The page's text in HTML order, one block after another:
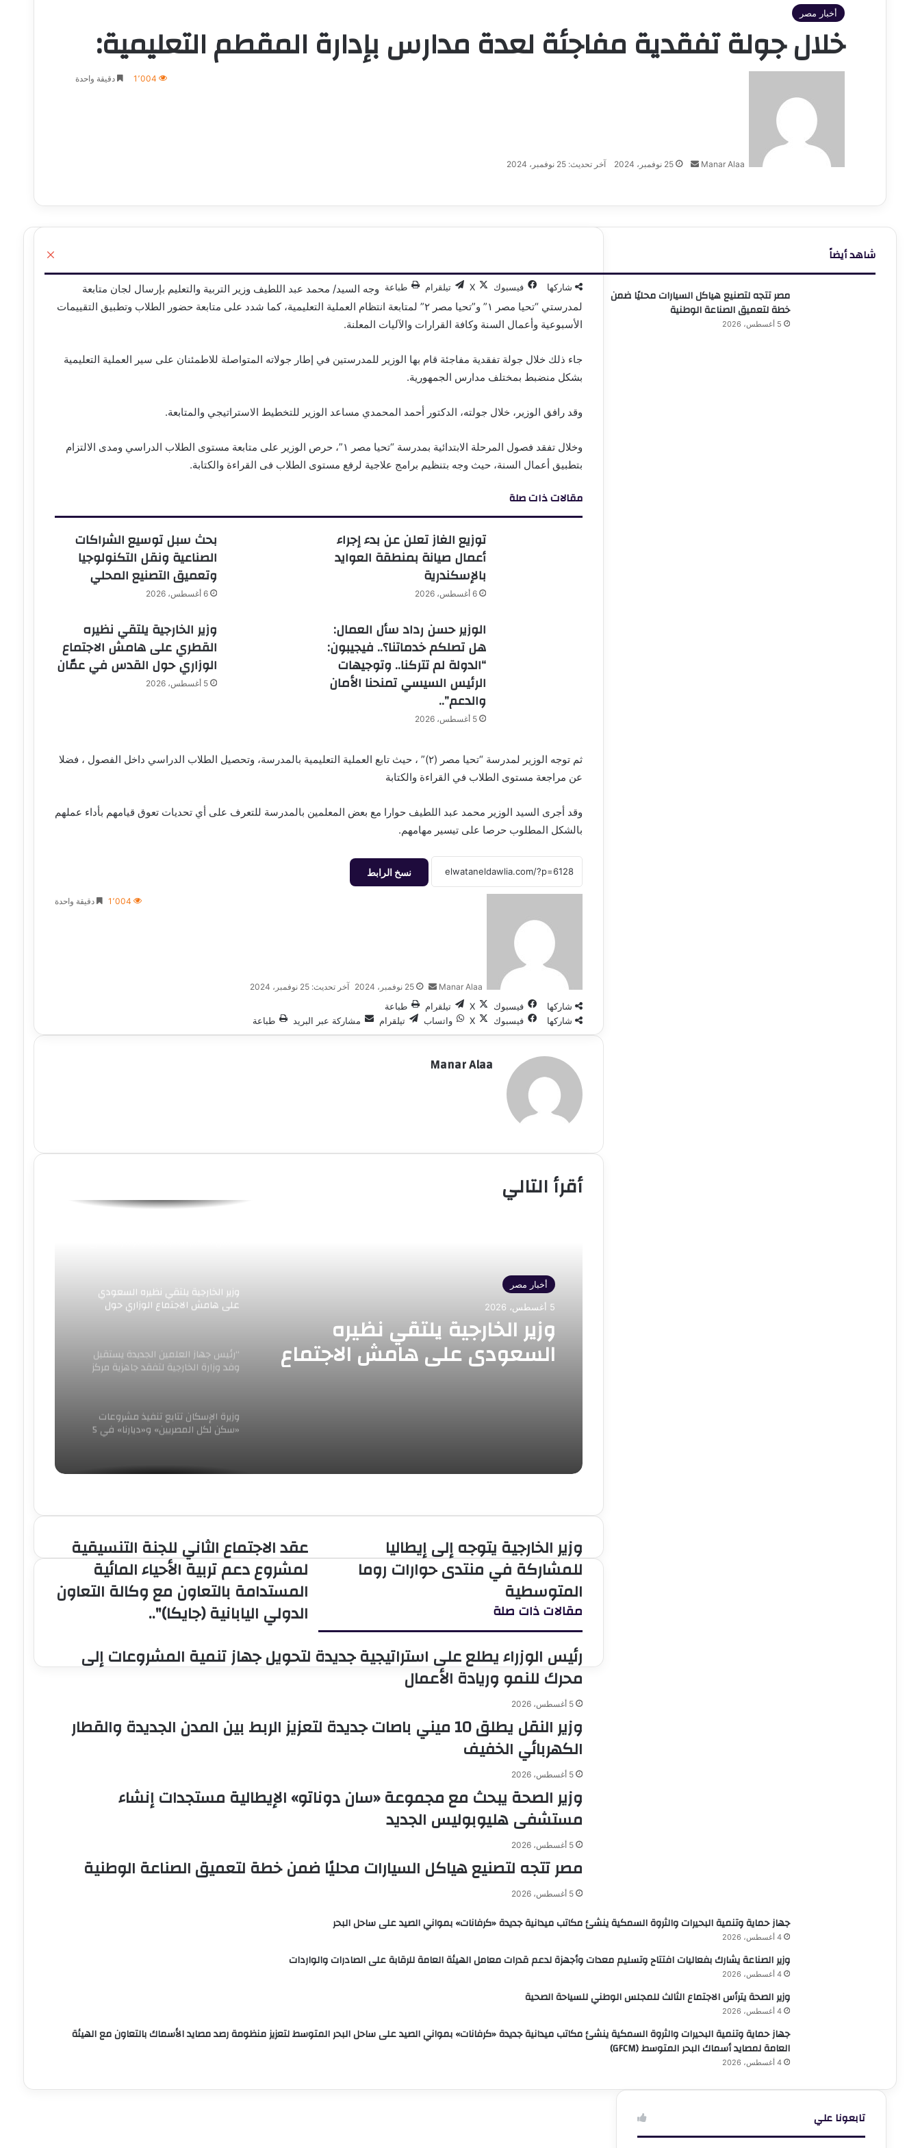
أخبار مصر
خلال جولة تفقدية مفاجئة لعدة مدارس بإدارة المقطم التعليمية:
Manar Alaa 25 نوفمبر، 2024 آخر تحديث: 25 نوفمبر، 2024
1٬004 دقيقة واحدة
شاركها فيسبوك ‫X تيلقرام طباعة
وجه السيد/ محمد عبد اللطيف وزير التربية والتعليم بإرسال لجان متابعة
لمدرستي “تحيا مصر ١” و”تحيا مصر ٢” لمتابعة انتظام العملية التعليمية، كما شدد على متابعة حضور الطلاب وتطبيق التقييمات
الأسبوعية وأعمال السنة وكافة القرارات والآليات المعلنة.
جاء ذلك خلال جولة تفقدية مفاجئة قام بها الوزير للمدرستين في إطار جولاته المتواصلة للاطمئنان على سير العملية التعليمية
بشكل منضبط بمختلف مدارس الجمهورية.
وقد رافق الوزير، خلال جولته، الدكتور أحمد المحمدي مساعد الوزير للتخطيط الاستراتيجي والمتابعة.
وخلال تفقد فصول المرحلة الابتدائية بمدرسة “تحيا مصر ١”، حرص الوزير على متابعة مستوى الطلاب الدراسي ومدى الالتزام
بتطبيق أعمال السنة، حيث وجه بتنظيم برامج علاجية لرفع مستوى الطلاب فى القراءة والكتابة.
مقالات ذات صلة
توزيع الغاز تعلن عن بدء إجراء
أعمال صيانة بمنطقة العوايد
بالإسكندرية
6 أغسطس، 2026
بحث سبل توسيع الشراكات
الصناعية ونقل التكنولوجيا
وتعميق التصنيع المحلي
6 أغسطس، 2026
الوزير حسن رداد سأل العمال:
هل تصلكم خدماتنا؟.. فيجيبون:
“الدولة لم تتركنا.. وتوجيهات
الرئيس السيسي تمنحنا الأمان
والدعم”..
5 أغسطس، 2026
وزير الخارجية يلتقي نظيره
القطري على هامش الاجتماع
الوزاري حول القدس في عمّان
5 أغسطس، 2026
ثم توجه الوزير لمدرسة “تحيا مصر (٢)” ، حيث تابع العملية التعليمية بالمدرسة، وتحصيل الطلاب الدراسي داخل الفصول ، فضلا
عن مراجعة مستوى الطلاب في القراءة والكتابة
وقد أجرى السيد الوزير محمد عبد اللطيف حوارا مع بعض المعلمين بالمدرسة للتعرف على أي تحديات تعوق قيامهم بأداء عملهم
بالشكل المطلوب حرصا على تيسير مهامهم.
نسخ الرابط
Manar Alaa 25 نوفمبر، 2024 آخر تحديث: 25 نوفمبر، 2024
1٬004 دقيقة واحدة
شاركها فيسبوك ‫X تيلقرام
طباعة
شاركها
فيسبوك ‫X واتساب تيلقرام مشاركة عبر البريد طباعة
Manar Alaa
أقرأ التالي
أخبار مصر
5 أغسطس، 2026
وزير الخارجية يلتقي نظيره
السعودي على هامش الاجتماع
الوزاري حول القدس في عمّان
وزير الخارجية يلتقي نظيره السعودي
على هامش الاجتماع الوزاري حول
“رئيس جهاز العلمين الجديدة يستقبل
وفد وزارة الخارجية لتفقد جاهزية مركز
وزيرة الإسكان تتابع تنفيذ مشروعات
«سكن لكل المصريين» و«ديارنا» في 5
وزير
الخارجية
يتوجه
إلى
للمشاركة
في
حوارات
روما
المتوسطية
وزير الخارجية يتوجه إلى إيطاليا
للمشاركة في منتدى حوارات روما
المتوسطية
عقد
الاجتماع
الثاني
للجنة
لمشروع
الأحياء
وكالة
عقد الاجتماع الثاني للجنة التنسيقية
لمشروع دعم تربية الأحياء المائية
المستدامة بالتعاون مع وكالة التعاون
الدولي اليابانية (جايكا)".. مقالات ذات صلة
رئيس الوزراء يطلع على استراتيجية جديدة لتحويل جهاز تنمية المشروعات إلى
محرك للنمو وريادة الأعمال
5 أغسطس، 2026
وزير النقل يطلق 10 ميني باصات جديدة لتعزيز الربط بين المدن الجديدة والقطار
الكهربائي الخفيف
5 أغسطس، 2026
وزير الصحة يبحث مع مجموعة «سان دوناتو» الإيطالية مستجدات إنشاء
مستشفى هليوبوليس الجديد
5 أغسطس، 2026
مصر تتجه لتصنيع هياكل السيارات محليًا ضمن خطة لتعميق الصناعة الوطنية
5 أغسطس، 2026
شاهد أيضاً
مصر تتجه لتصنيع هياكل السيارات محليًا ضمن
خطة لتعميق الصناعة الوطنية
5 أغسطس، 2026
جهاز حماية وتنمية البحيرات والثروة السمكية ينشئ مكاتب ميدانية جديدة «كرفانات» بمواني الصيد على ساحل البحر
4 أغسطس، 2026
وزير الصناعة يشارك بفعاليات افتتاح وتسليم معدات وأجهزة لدعم قدرات معامل الهيئة العامة للرقابة على الصادرات والواردات
4 أغسطس، 2026
وزير الصحة يترأس الاجتماع الثالث للمجلس الوطني للسياحة الصحية
4 أغسطس، 2026
جهاز حماية وتنمية البحيرات والثروة السمكية ينشئ مكاتب ميدانية جديدة «كرفانات» بمواني الصيد على ساحل البحر المتوسط لتعزيز منظومة رصد مصايد الأسماك بالتعاون مع الهيئة
العامة لمصايد أسماك البحر المتوسط (GFCM)
4 أغسطس، 2026
تابعونا علي